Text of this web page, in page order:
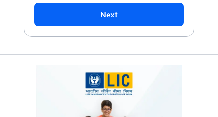
Next